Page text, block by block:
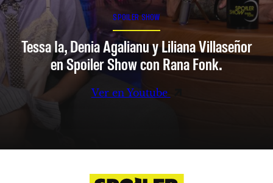
SPOILER SHOW
Tessa Ia, Denia Agalianu y Liliana Villaseñor
en Spoiler Show con Rana Fonk.
Ver en Youtube